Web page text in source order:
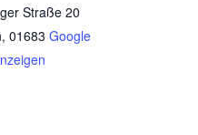
Straße 20
, 01683 Google